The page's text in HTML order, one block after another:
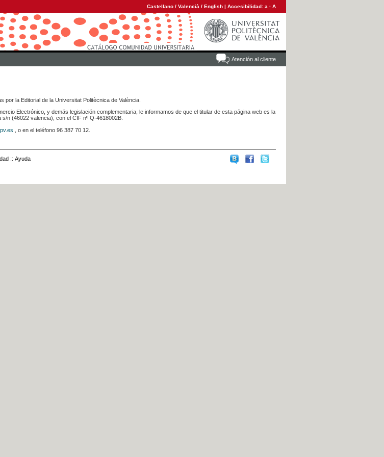
Castellano / Valencià / English | Accesibilidad: a · A
Atención al cliente
la Editorial de la Universitat Politècnica de València.
Electrónico, y demás legislación complementaria, le informamos de que el titular de esta página web es la
n (46022 valencia), con el CIF nº Q-4618002B.
, o en el teléfono 96 387 70 12.
:: Ayuda